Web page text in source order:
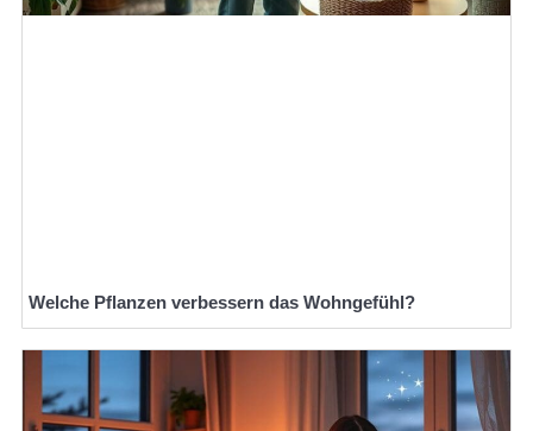
Welche Pflanzen verbessern das Wohngefühl?